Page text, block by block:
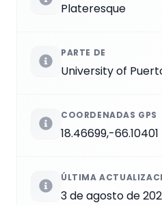
Plateresque
PARTE DE
University of
COORDENADAS GPS
18.46699,-66.10401
ÚLTIMA
3 de agosto de